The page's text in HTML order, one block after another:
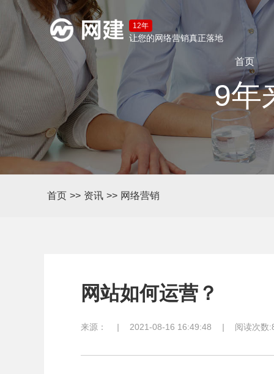
12年
让您的网络营销真正落地
首页
9年
首页 >> 资讯 >> 网络营销
网站如何运营？
来源： | 2021-08-16 16:49:48 | 阅读次数